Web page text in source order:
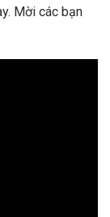
Mời các bạn